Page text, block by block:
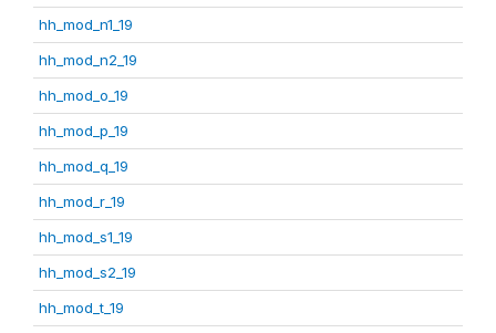
hh_mod_n1_19
hh_mod_n2_19
hh_mod_o_19
hh_mod_p_19
hh_mod_q_19
hh_mod_r_19
hh_mod_s1_19
hh_mod_s2_19
hh_mod_t_19